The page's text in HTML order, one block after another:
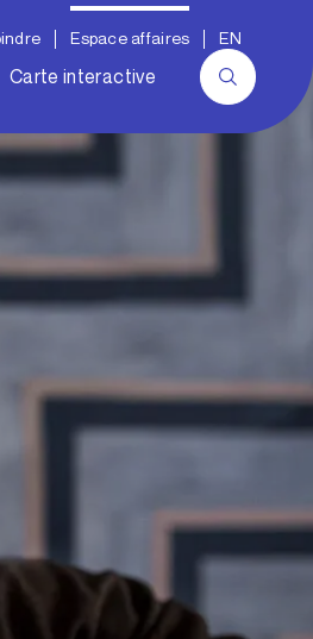
Espace affaires EN
Carte interactive